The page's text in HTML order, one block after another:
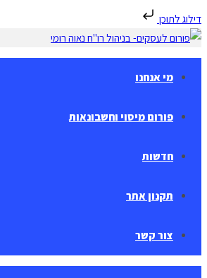
דילוג לתוכן
Skip
to
contentמי אנחנו
פורום מיסוי וחשבונאות
חדשות
תקנון אתר
צור קשר